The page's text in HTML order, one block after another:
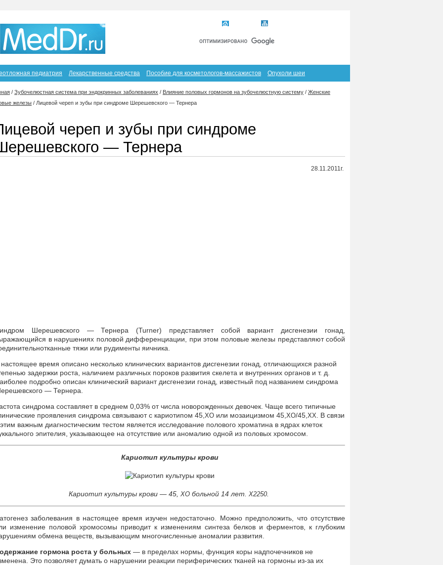
педиатрия Лекарственные средства Пособие для косметологов-массажистов Опухоли шеи
/ Зубочелюстная система при эндокринных заболеваниях / Влияние половых гормонов на зубочелюстную систему / Женские
железы / Лицевой череп и зубы при синдроме Шерешевского — Тернера
череп и зубы при синдроме
— Тернера
28.11.2011г.
Шерешевского — Тернера (Turner) представляет собой вариант дисгенезии гонад,
в нарушениях половой дифференциации, при этом половые железы представляют собой
тяжи или рудименты яичника.
время описано несколько клинических вариантов дисгенезии гонад, отличающихся разной
задержки роста, наличием различных пороков развития скелета и внутренних органов и т. д.
подробно описан клинический вариант дисгенезии гонад, известный под названием синдрома
— Тернера.
синдрома составляет в среднем 0,03% от числа новорожденных девочек. Чаще всего типичные
проявления синдрома связывают с кариотипом 45, ХО или мозаицизмом 45, ХО/45, ХХ . В связи
важным диагностическим тестом является исследование полового хроматина в ядрах клеток
эпителия, указывающее на отсутствие или аномалию одной из половых хромосом.
Кариотип культуры крови
Кариотип культуры крови — 45, ХО больной 14 лет. Х2250
заболевания в настоящее время изучен недостаточно. Можно предположить, что отсутствие
изменение половой хромосомы приводит к изменениям синтеза белков и ферментов, к глубоким
обмена веществ, вызывающим многочисленные аномалии развития.
гормона роста у больных — в пределах нормы, функция коры надпочечников не
Это позволяет думать о нарушении реакции периферических тканей на гормоны из-за их